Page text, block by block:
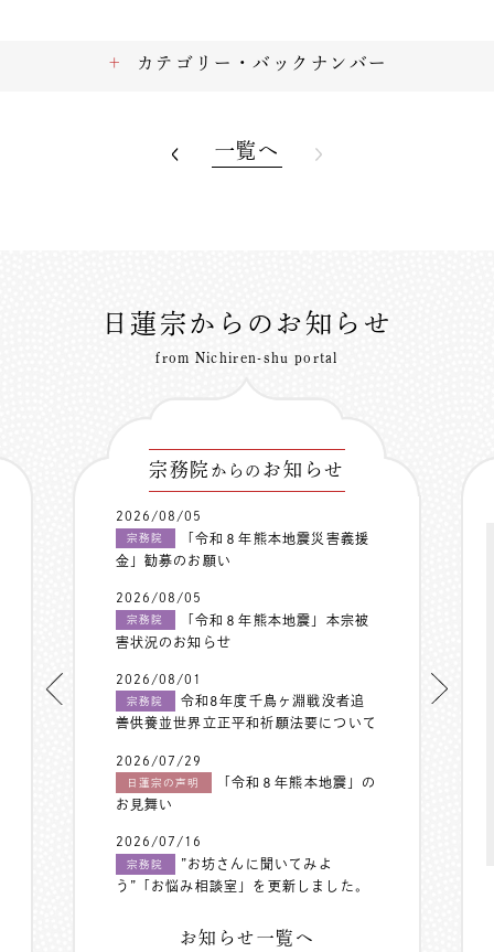
カテゴリー・バックナンバー
一覧へ
日蓮宗からのお知らせ
from Nichiren-shu portal
宗務院 からの お知らせ
2026/08/05
宗務院
「令和８年熊本地震災害義援
金」勧募のお願い
2026/08/05
宗務院
「令和８年熊本地震」本宗被
害状況のお知らせ
2026/08/01
宗務院
令和8年度千鳥ヶ淵戦没者追
善供養並世界立正平和祈願法要について
2026/07/29
日蓮宗の声明
「令和８年熊本地震」の
お見舞い
2026/07/16
宗務院
”お坊さんに聞いてみよ
う”「お悩み相談室」を更新しました。
お知らせ一覧へ